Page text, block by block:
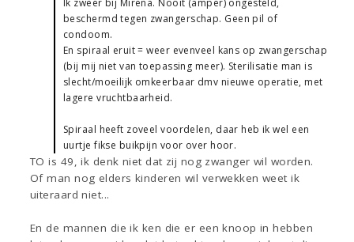
Ik zweer bij Mirena. Nooit (amper) ongesteld,
beschermd tegen zwangerschap. Geen pil of
condoom.
En spiraal eruit = weer evenveel kans op zwangerschap
(bij mij niet van toepassing meer). Sterilisatie man is
slecht/moeilijk omkeerbaar dmv nieuwe operatie, met
lagere vruchtbaarheid.
Spiraal heeft zoveel voordelen, daar heb ik wel een
uurtje fikse buikpijn voor over hoor.
TO is 49, ik denk niet dat zij nog zwanger wil worden.
Of man nog elders kinderen wil verwekken weet ik
uiteraard niet...
En de mannen die ik ken die er een knoop in hebben